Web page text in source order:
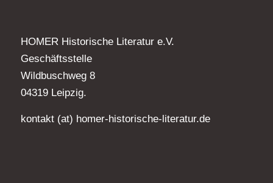
HOMER Historische Literatur e.V.
Geschäftsstelle
Wildbuschweg 8
04319 Leipzig.
kontakt (at) homer-historische-literatur.de